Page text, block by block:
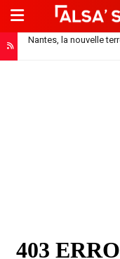
Nantes, la nouvelle